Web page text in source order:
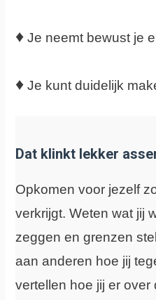
♦ Je neemt bewust je
♦ Je kunt duidelijk
Dat klinkt lekker
Opkomen voor jezelf
verkrijgt. Weten wat jij
zeggen en grenzen
aan anderen hoe jij
vertellen hoe jij er over